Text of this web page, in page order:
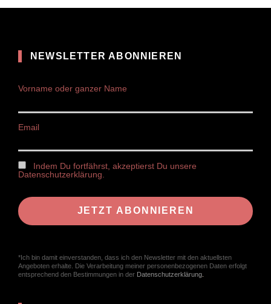
NEWSLETTER ABONNIEREN
Vorname oder ganzer Name
Email
Indem Du fortfährst, akzeptierst Du unsere
Datenschutzerklärung.
*Ich bin damit einverstanden, dass ich den Newsletter mit den aktuellsten
Angeboten erhalte. Die Verarbeitung meiner personenbezogenen Daten erfolgt
entsprechend den Bestimmungen in der Datenschutzerklärung